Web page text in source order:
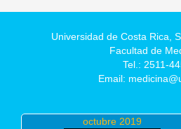
Universidad de Costa Rica,
Facultad de
Tel.: 2511-
Email:
octubre 2019